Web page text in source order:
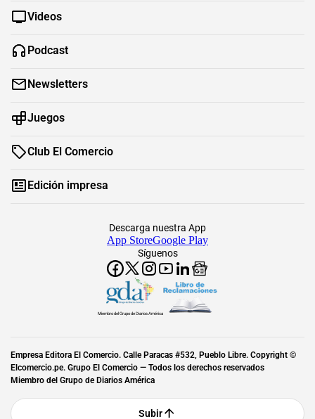
Videos
Podcast
Newsletters
Juegos
Club El Comercio
Edición impresa
Síguenos
Descarga nuestra App
App StoreGoogle Play
Miembro del Grupo de Diarios América
Empresa Editora El Comercio. Calle Paracas #532, Pueblo Libre. Copyright ©
Elcomercio.pe. Grupo El Comercio — Todos los derechos reservados
Miembro del Grupo de Diarios América
Subir